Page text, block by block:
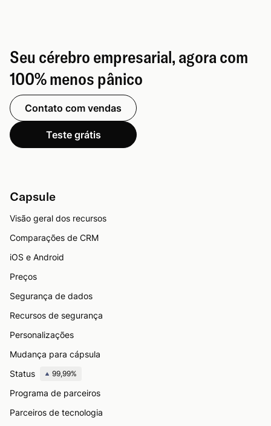
Seu cérebro empresarial, agora com
100% menos pânico
Contato com vendas
Teste grátis
Capsule
Visão geral dos recursos
Comparações de CRM
iOS e Android
Preços
Segurança de dados
Recursos de segurança
Personalizações
Mudança para cápsula
Status
99,99%
Programa de parceiros
Parceiros de tecnologia